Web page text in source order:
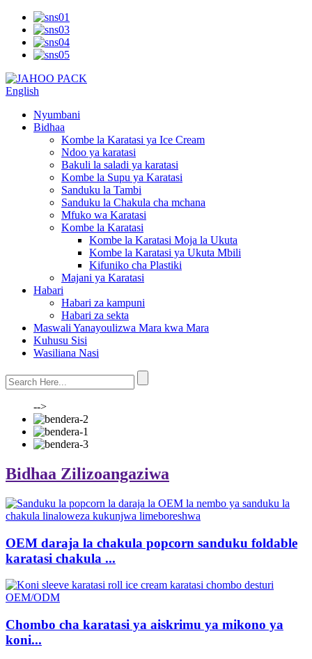
English
Nyumbani
Bidhaa
Kombe la Karatasi ya Ice Cream
Ndoo ya karatasi
Bakuli la saladi ya karatasi
Kombe la Supu ya Karatasi
Sanduku la Tambi
Sanduku la Chakula cha mchana
Mfuko wa Karatasi
Kombe la Karatasi
Kombe la Karatasi Moja la Ukuta
Kombe la Karatasi ya Ukuta Mbili
Kifuniko cha Plastiki
Majani ya Karatasi
Habari
Habari za kampuni
Habari za sekta
Maswali Yanayoulizwa Mara kwa Mara
Kuhusu Sisi
Wasiliana Nasi
-->
Bidhaa Zilizoangaziwa
OEM daraja la chakula popcorn sanduku foldable
karatasi chakula ...
Chombo cha karatasi ya aiskrimu ya mikono ya
koni...